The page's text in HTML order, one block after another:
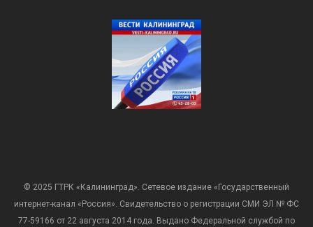
© 2025 ГТРК «Калининград». Сетевое издание «Государственный
интернет-канал «Россия». Свидетельство о регистрации СМИ ЭЛ № ФС
77-59166 от 22 августа 2014 года. Выдано Федеральной службой по